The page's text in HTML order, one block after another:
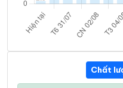
Chất